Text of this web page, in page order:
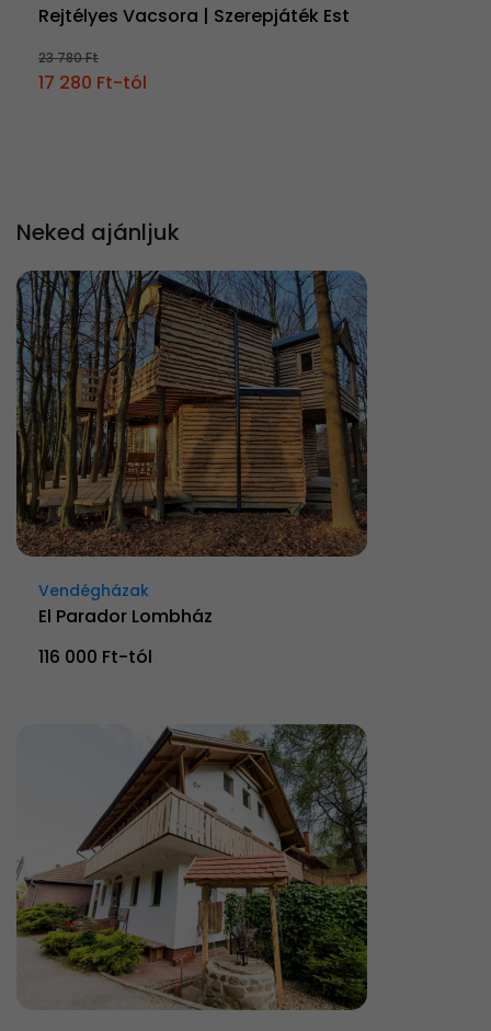
Rejtélyes Vacsora | Szerepjáték Est
23 780 Ft
17 280 Ft-tól
Neked ajánljuk
Vendégházak
El Parador Lombház
116 000 Ft-tól